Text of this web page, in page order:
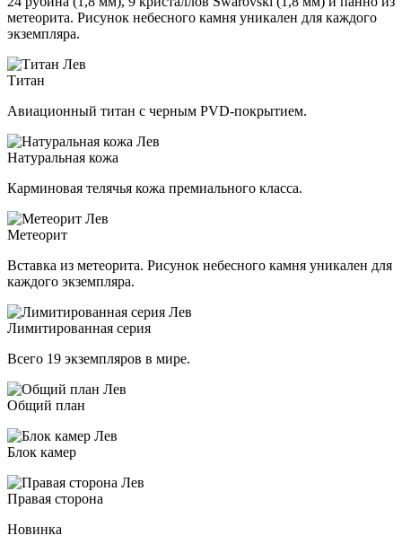
метеорита. Рисунок небесного камня уникален для каждого
экземпляра.
Титан
Авиационный титан с черным PVD-покрытием.
Натуральная кожа
Карминовая телячья кожа премиального класса.
Метеорит
Вставка из метеорита. Рисунок небесного камня уникален для
каждого экземпляра.
Лимитированная серия
Всего 19 экземпляров в мире.
Общий план
Блок камер
Правая сторона
Новинка